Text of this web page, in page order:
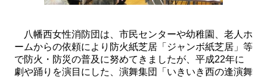
八幡西女性消防団は、市民センターや幼稚園、老人ホ
ームからの依頼により防火紙芝居「ジャンボ紙芝居」等
で防火・防災の普及に努めてきましたが、平成22年に
劇や踊りを演目にした、演舞集団「いきいき西の逢演舞